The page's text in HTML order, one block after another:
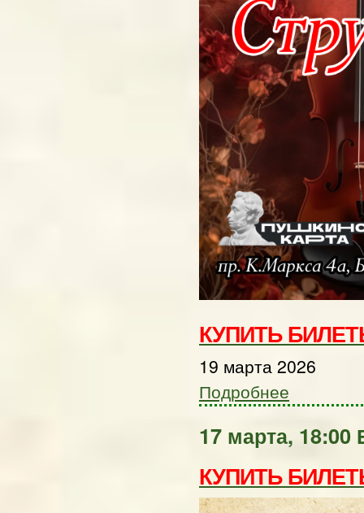
КУПИТЬ
19 марта 2026
Подробнее
17 марта,
КУПИТЬ